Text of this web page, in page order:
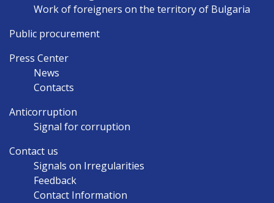
Work of foreigners on the territory of Bulgaria
Public procurement
Press Center
News
Contacts
Anticorruption
Signal for corruption
Contact us
Signals on Irregularities
Feedback
Contact Information